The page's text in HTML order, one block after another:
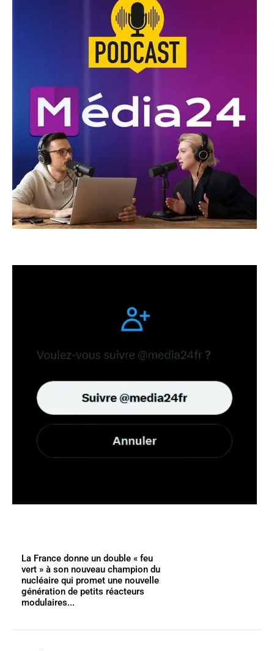
La France donne un double « feu
vert » à son nouveau champion du
nucléaire qui promet une nouvelle
génération de petits réacteurs
modulaires...